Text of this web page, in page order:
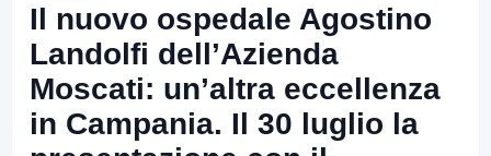
Il nuovo ospedale Agostino
Landolfi dell’Azienda
Moscati: un’altra eccellenza
in Campania. Il 30 luglio la